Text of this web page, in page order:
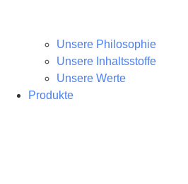
Unsere Philosophie
Unsere Inhaltsstoffe
Unsere Werte
Produkte